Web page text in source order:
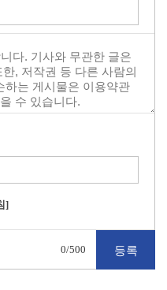
]
0/500